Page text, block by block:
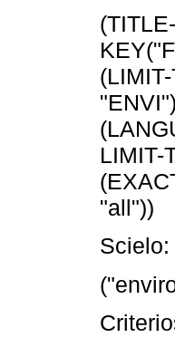
LIMIT-
"all"))
Scielo: